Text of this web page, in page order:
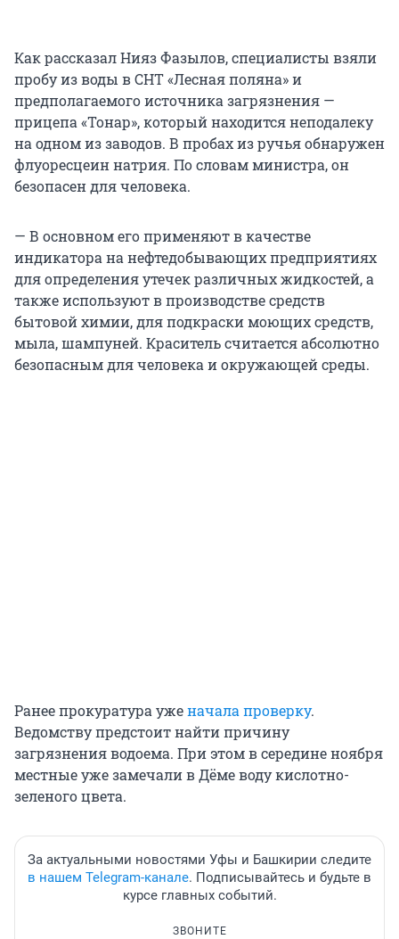
Как рассказал Нияз Фазылов, специалисты взяли
пробу из воды в СНТ «Лесная поляна» и
предполагаемого источника загрязнения —
прицепа «Тонар», который находится неподалеку
на одном из заводов. В пробах из ручья обнаружен
флуоресцеин натрия. По словам министра, он
безопасен для человека.
— В основном его применяют в качестве
индикатора на нефтедобывающих предприятиях
для определения утечек различных жидкостей, а
также используют в производстве средств
бытовой химии, для подкраски моющих средств,
мыла, шампуней. Краситель считается абсолютно
безопасным для человека и окружающей среды.
Ранее прокуратура уженачала проверку.
Ведомству предстоит найти причину
загрязнения водоема. При этом в середине ноября
местные уже замечали в Дёме воду кислотно-
зеленого цвета.
За актуальными новостями Уфы и Башкирии следите
в нашем Telegram-канале. Подписывайтесь и будьте в
курсе главных событий.
ЗВОНИТЕ